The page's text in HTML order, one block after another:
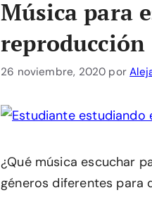
Música para
reproducción
26 noviembre, 2020 por
¿Qué música escuchar
géneros diferentes para